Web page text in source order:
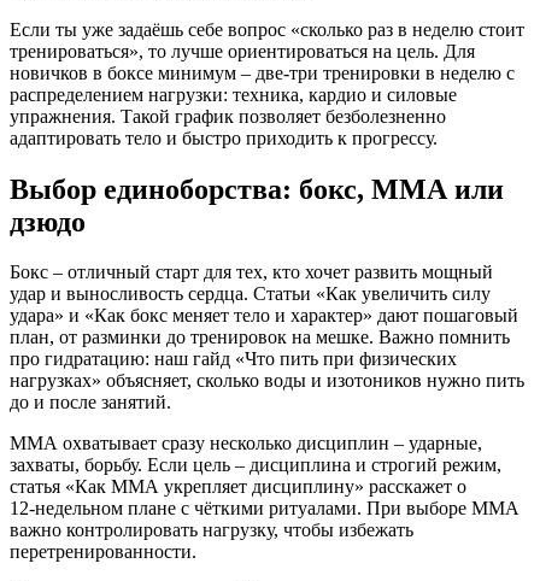
Если ты уже задаёшь себе вопрос «сколько раз в неделю стоит
тренироваться», то лучше ориентироваться на цель. Для
новичков в боксе минимум – две‑три тренировки в неделю с
распределением нагрузки: техника, кардио и силовые
упражнения. Такой график позволяет безболезненно
адаптировать тело и быстро приходить к прогрессу.
Выбор единоборства: бокс, ММА или
дзюдо
Бокс – отличный старт для тех, кто хочет развить мощный
удар и выносливость сердца. Статьи «Как увеличить силу
удара» и «Как бокс меняет тело и характер» дают пошаговый
план, от разминки до тренировок на мешке. Важно помнить
про гидратацию: наш гайд «Что пить при физических
нагрузках» объясняет, сколько воды и изотоников нужно пить
до и после занятий.
ММА охватывает сразу несколько дисциплин – ударные,
захваты, борьбу. Если цель – дисциплина и строгий режим,
статья «Как ММА укрепляет дисциплину» расскажет о
12‑недельном плане с чёткими ритуалами. При выборе ММА
важно контролировать нагрузку, чтобы избежать
перетренированности.